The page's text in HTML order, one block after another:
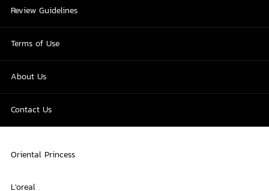
Review Guidelines
Terms of Use
About Us
Contact Us
Oriental Princess
L'oreal